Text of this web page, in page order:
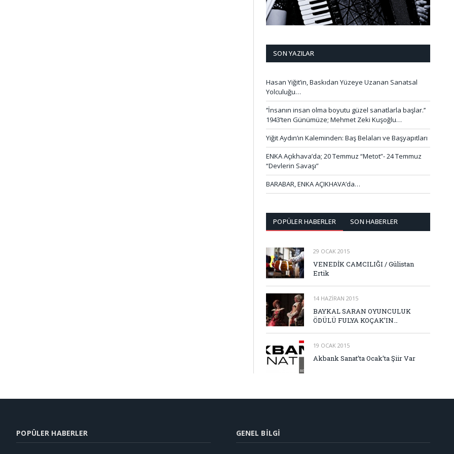
SON YAZILAR
Hasan Yiğit’in, Baskıdan Yüzeye Uzanan Sanatsal
Yolculuğu…
‘’İnsanın insan olma boyutu güzel sanatlarla başlar.’’
1943’ten Günümüze; Mehmet Zeki Kuşoğlu…
Yiğit Aydın’ın Kaleminden: Baş Belaları ve Başyapıtları
ENKA Açıkhava’da; 20 Temmuz “Metot”- 24 Temmuz
“Devlerin Savaşı”
BARABAR, ENKA AÇIKHAVA’da…
POPÜLER HABERLER SON HABERLER
29 OCAK 2015
VENEDİK CAMCILIĞI / Gülistan
Ertik
14 HAZIRAN 2015
BAYKAL SARAN OYUNCULUK
ÖDÜLÜ FULYA KOÇAK’IN…
19 OCAK 2015
Akbank Sanat’ta Ocak’ta Şiir Var
POPÜLER HABERLER GENEL BILGI